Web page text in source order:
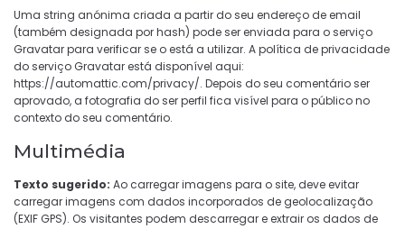
Uma string anónima criada a partir do seu endereço de email
(também designada por hash) pode ser enviada para o serviço
Gravatar para verificar se o está a utilizar. A política de privacidade
do serviço Gravatar está disponível aqui:
https://automattic.com/privacy/. Depois do seu comentário ser
aprovado, a fotografia do ser perfil fica visível para o público no
contexto do seu comentário.
Multimédia
Texto sugerido: Ao carregar imagens para o site, deve evitar
carregar imagens com dados incorporados de geolocalização
(EXIF GPS). Os visitantes podem descarregar e extrair os dados de